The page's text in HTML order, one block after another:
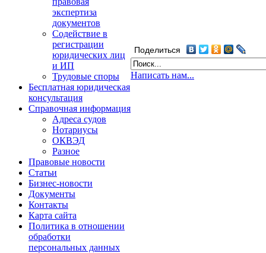
экспертиза
документов
Содействие в
регистрации
юридических лиц
и ИП
Трудовые споры
Бесплатная юридическая
консультация
Справочная информация
Адреса судов
Нотариусы
ОКВЭД
Разное
Правовые новости
Статьи
Бизнес-новости
Документы
Контакты
Карта сайта
Политика в отношении
обработки
персональных данных
Поделиться
Написать нам...